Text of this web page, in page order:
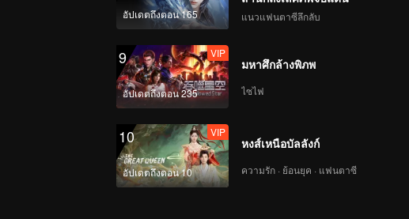
อัปเดตถึงตอน 165 แนวแฟนตาซีลึกลับ
9
อัปเดตถึงตอน 235
VIP
มหาศึกล้างพิภพ
ไซไฟ
10
อัปเดตถึงตอน 10
VIP
หงส์เหนือบัลลังก์
ความรัก · ย้อนยุค · แฟนตาซี